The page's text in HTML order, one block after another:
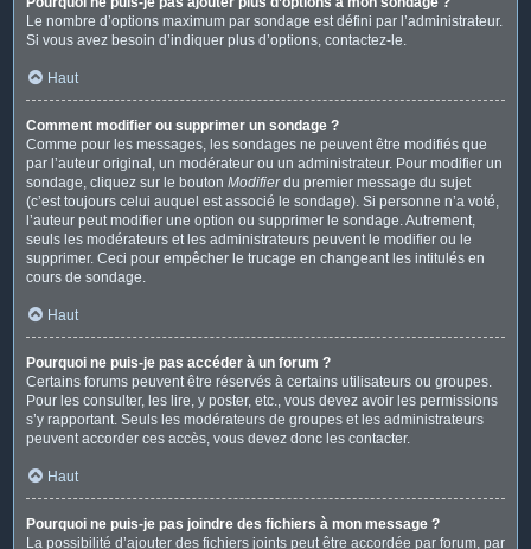
Le nombre d’options maximum par sondage est défini par l’administrateur.
Si vous avez besoin d’indiquer plus d’options, contactez-le.
Haut
Comment modifier ou supprimer un sondage ?
Comme pour les messages, les sondages ne peuvent être modifiés que
par l’auteur original, un modérateur ou un administrateur. Pour modifier un
sondage, cliquez sur le bouton Modifierdu premier message du sujet
(c’est toujours celui auquel est associé le sondage). Si personne n’a voté,
l’auteur peut modifier une option ou supprimer le sondage. Autrement,
seuls les modérateurs et les administrateurs peuvent le modifier ou le
supprimer. Ceci pour empêcher le trucage en changeant les intitulés en
cours de sondage.
Haut
Pourquoi ne puis-je pas accéder à un forum ?
Certains forums peuvent être réservés à certains utilisateurs ou groupes.
Pour les consulter, les lire, y poster, etc., vous devez avoir les permissions
s’y rapportant. Seuls les modérateurs de groupes et les administrateurs
peuvent accorder ces accès, vous devez donc les contacter.
Haut
Pourquoi ne puis-je pas joindre des fichiers à mon message ?
La possibilité d’ajouter des fichiers joints peut être accordée par forum, par